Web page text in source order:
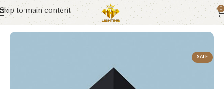
Skip to main content 0
Trang chủ Euroto Đèn LED
SALE